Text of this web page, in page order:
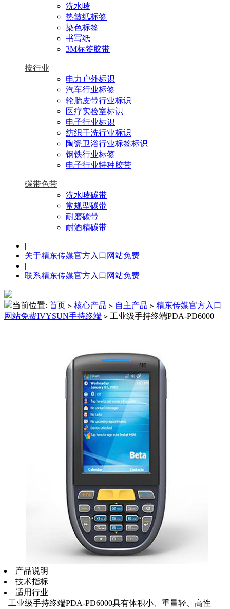
洗水唛
热敏纸标签
染色标签
书写纸
3M标签胶带
按行业
电力户外标识
汽车行业标签
轮胎皮带行业标识
医疗实验室标识
电子行业标识
纺织干洗行业标识
陶瓷卫浴行业标签标识
钢铁行业标签
电子行业特种胶带
碳带色带
洗水唛碳带
常规型碳带
耐磨碳带
耐酒精碳带
|
关于精东传媒官方入口网站免费
|
联系精东传媒官方入口网站免费
当前位置: 首页 > 核心产品 > 自主产品 > 精东传媒官方入口
网站免费IVYSUN手持终端 > 工业级手持终端PDA-PD6000
产品说明
技术指标
适用行业
工业级手持终端PDA-PD6000具有体积小、重量轻、高性